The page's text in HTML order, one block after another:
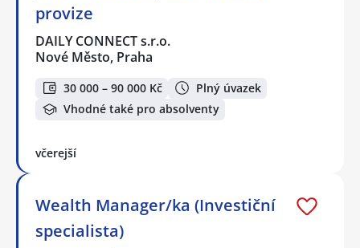
provize
DAILY CONNECT s.r.o.
Nové Město, Praha
30 000 – 90 000 Kč
Plný úvazek
Vhodné také pro absolventy
včerejší
Wealth Manager/ka (Investiční
specialista)